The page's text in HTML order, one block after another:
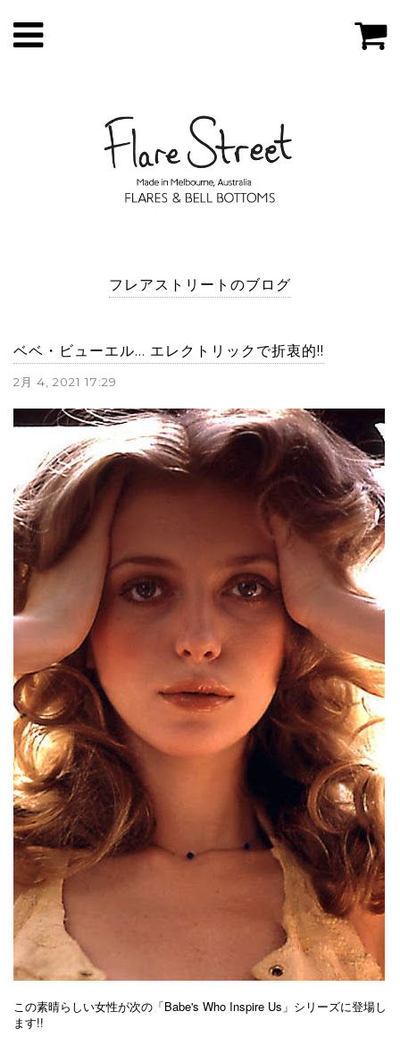
フレアストリートのブログ
ベベ・ビューエル... エレクトリックで折衷的!!
2月 4, 2021 17:29
この素晴らしい女性が次の「Babe's Who Inspire Us」シリーズに登場し
ます!!